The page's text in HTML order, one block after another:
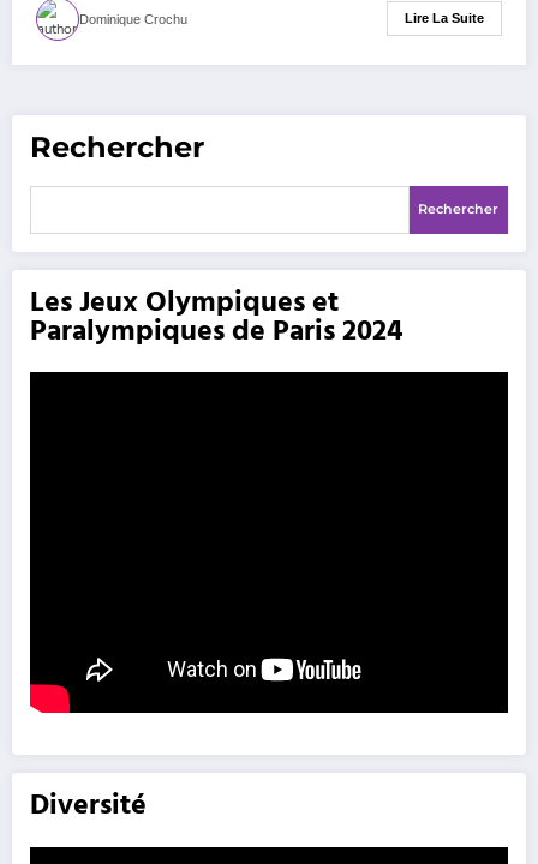
Dominique Crochu Lire La Suite
Rechercher
Rechercher
Les Jeux Olympiques et
Paralympiques de Paris 2024
Diversité